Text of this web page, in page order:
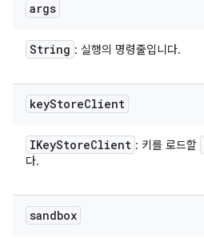
args
String : 실행의 명령줄입니다.
keyStoreClient
IKeyStoreClient : 키를 로드할
다.
sandbox